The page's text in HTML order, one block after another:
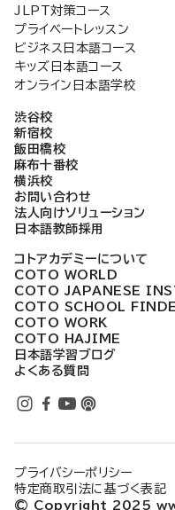
ジ
送
り
JLPT対策コース
プライベートレッスン
ビジネス日本語コース
キッズ日本語コース
オンライン日本語学校
渋谷校
新宿校
飯田橋校
麻布十番校
横浜校
お問い合わせ
法人向けソリューション
日本語教師採用
コトアカデミーについて
COTO WORLD
COTO JAPANESE
COTO SCHOOL
COTO WORK
COTO HAJIME
日本語学習ブログ
よくある質問
プライバシーポリシー
特定商取引法に基づく表記
© Copyright 2025